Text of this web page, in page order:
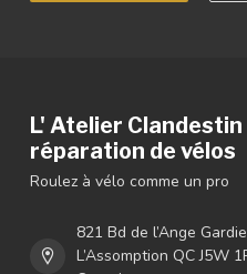
L' Atelier
réparation de vélos
Roulez à vélo comme un pro
821 Bd de l’Ange
L’Assomption QC J5W